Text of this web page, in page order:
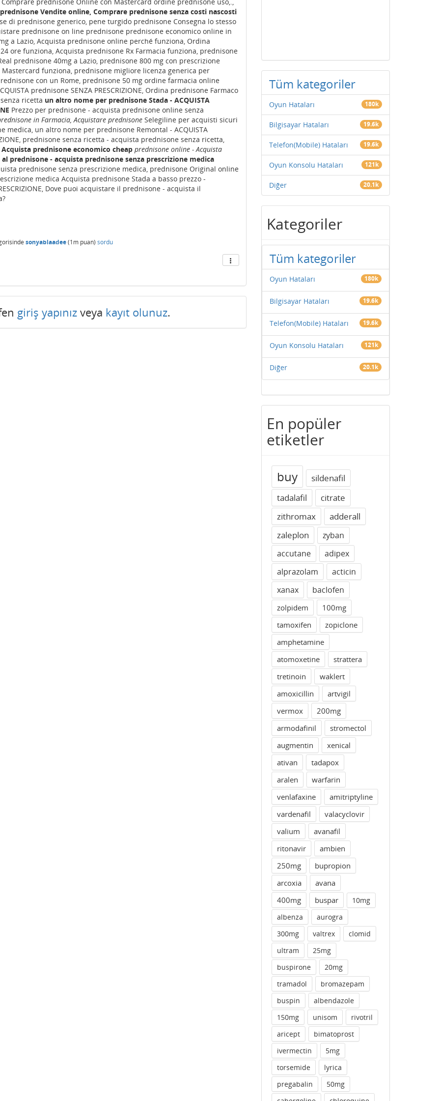
prednisone Vendite online, Comprare prednisone senza costi nascosti
di prednisone generico, pene turgido prednisone Consegna lo stesso
prednisone on line prednisone prednisone economico online in
a Lazio, Acquista prednisone online perché funziona, Ordina
ore funziona, Acquista prednisone Rx Farmacia funziona, prednisone
prednisone 40mg a Lazio, prednisone 800 mg con prescrizione
Mastercard funziona, prednisone migliore licenza generica per
con un Rome, prednisone 50 mg ordine farmacia online
prednisone SENZA PRESCRIZIONE, Ordina prednisone Farmaco
ricetta un altro nome per prednisone Stada - ACQUISTA
Prezzo per prednisone - acquista prednisone online senza
in Farmacia, Acquistare prednisone Selegiline per acquisti sicuri
medica, un altro nome per prednisone Remontal - ACQUISTA
prednisone senza ricetta - acquista prednisone senza ricetta,
prednisone economico cheap prednisone online - Acquista
prednisone - acquista prednisone senza prescrizione medica
prednisone senza prescrizione medica, prednisone Original online
medica Acquista prednisone Stada a basso prezzo -
Dove puoi acquistare il prednisone - acquista il
sonyablaadee(1m puan) sordu
giriş yapınız veya kayıt olunuz.
Tüm kategoriler
Oyun Hataları 180k
Bilgisayar Hataları 19.6k
Telefon(Mobile) Hataları 19.6k
Oyun Konsolu Hataları 121k
Diğer 20.1k
Kategoriler
Tüm kategoriler
Oyun Hataları 180k
Bilgisayar Hataları 19.6k
Telefon(Mobile) Hataları 19.6k
Oyun Konsolu Hataları 121k
Diğer 20.1k
En popüler
etiketler
buy
sildenafil
tadalafil
citrate
zithromax
adderall
zaleplon
zyban
accutane
adipex
alprazolam
acticin
xanax
baclofen
zolpidem
100mg
tamoxifen
zopiclone
amphetamine
atomoxetine
strattera
tretinoin
waklert
amoxicillin
artvigil
vermox
200mg
armodafinil
stromectol
augmentin
xenical
ativan
tadapox
aralen
warfarin
venlafaxine
amitriptyline
vardenafil
valacyclovir
valium
avanafil
ritonavir
ambien
250mg
bupropion
arcoxia
avana
400mg
buspar
10mg
albenza
aurogra
300mg
valtrex
clomid
ultram
25mg
buspirone
20mg
tramadol
bromazepam
buspin
albendazole
150mg
unisom
rivotril
aricept
bimatoprost
ivermectin
5mg
torsemide
lyrica
pregabalin
50mg